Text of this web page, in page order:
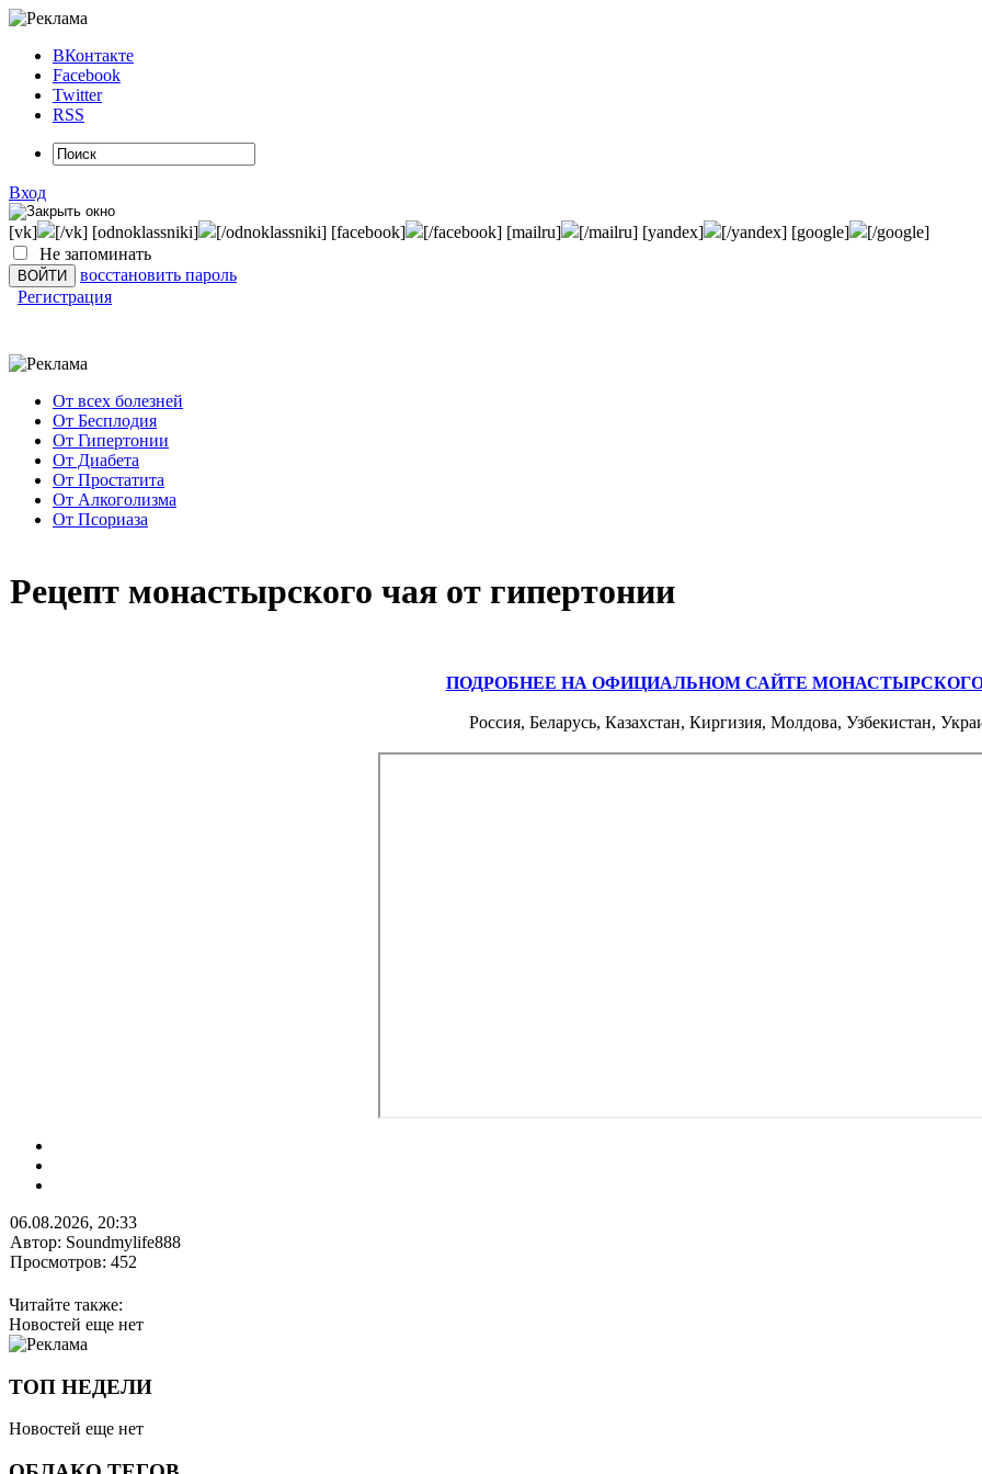
ВКонтакте
Facebook
Twitter
RSS
Вход
[vk] [/vk] [odnoklassniki] [/odnoklassniki] [facebook] [/facebook] [mailru] [/mailru] [yandex] [/yandex] [google]
[/google]
Не запоминать
восстановить пароль
Регистрация
От всех болезней
От Бесплодия
От Гипертонии
От Диабета
От Простатита
От Алкоголизма
От Псориаза
Рецепт монастырского чая от гипертонии
ПОДРОБНЕЕ НА ОФИЦИАЛЬНОМ САЙТЕ
Россия, Беларусь, Казахстан, Киргизия, Молдова, Узбекистан,
06.08.2026, 20:33
Автор: Soundmylife888
Просмотров: 452
Читайте также:
Новостей еще нет
ТОП НЕДЕЛИ
Новостей еще нет